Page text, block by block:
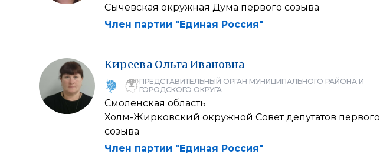
Сычевская окружная Дума первого созыва
Член партии "Единая Россия"
Киреева ОльгаИвановна
ПРЕДСТАВИТЕЛЬНЫЙ ОРГАН МУНИЦИПАЛЬНОГО РАЙОНА И
ГОРОДСКОГО ОКРУГА
Смоленская область
Холм-Жирковский окружной Совет депутатов первого
созыва
Член партии "Единая Россия"